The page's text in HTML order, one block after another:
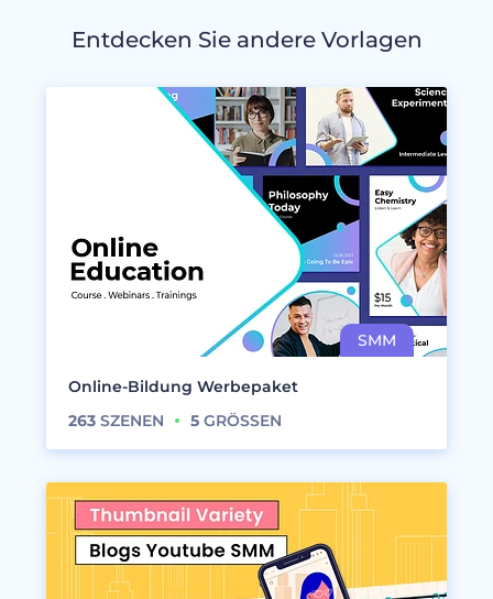
Entdecken Sie andere Vorlagen
Online-Bildung Werbepaket
263 SZENEN 5 GRÖSSEN